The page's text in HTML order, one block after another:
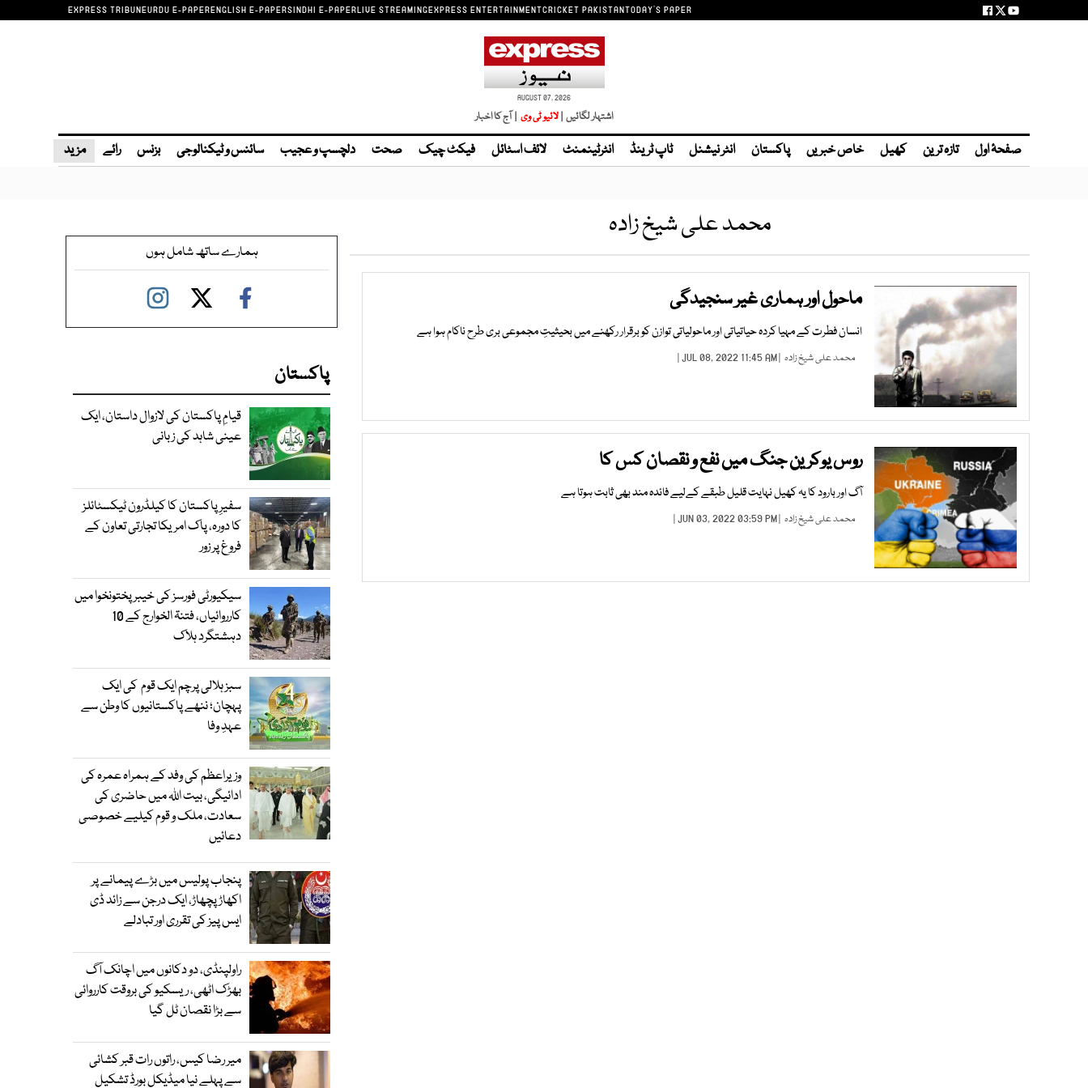
EXPRESS TRIBUNEURDU E-PAPERENGLISH E-PAPERSINDHI E-PAPERLIVE STREAMINGEXPRESS ENTERTAINMENTCRICKET PAKISTANTODAY'S PAPER
AUGUST 07, 2026
اشتہار لگائیں | | آج کا اخبار
صفحۂ اول تازہ ترین کھیل خاص خبریں پاکستان انٹر نیشنل ٹاپ ٹرینڈ انٹرٹینمنٹ لائف اسٹائل فیکٹ چیک صحت دلچسپ و عجیب سائنس و ٹیکنالوجی بزنس رائے مزید
محمد علی شیخ زادہ
ماحول اور ہماری غیر سنجیدگی
انسان فطرت کے مہیا کردہ حیاتیاتی اور ماحولیاتی توازن کو برقرار رکھنے میں بحیثیتِ مجموعی بری طرح ناکام ہوا ہے
محمد علی شیخ زادہ | JUL 08, 2022 11:45 AM |
روس یوکرین جنگ میں نفع و نقصان کس کا
آگ اور بارود کا یہ کھیل نہایت قلیل طبقے کےلیے فائدہ مند بھی ثابت ہوتا ہے
محمد علی شیخ زادہ | JUN 03, 2022 03:59 PM |
ہمارے ساتھ شامل ہوں
پاکستان
قیامِ پاکستان کی لازوال داستان، ایک
عینی شاہد کی زبانی
سفیرِ پاکستان کا کیلڈرون ٹیکسٹائلز
کا دورہ، پاک امریکا تجارتی تعاون کے
فروغ پر زور
سیکیورٹی فورسز کی خیبر پختونخوا میں
کارروائیاں، فتنۃ الخوارج کے 10
دہشتگرد ہلاک
سبز ہلالی پرچم ایک قوم کی ایک
پہچان؛ ننھے پاکستانیوں کا وطن سے
عہدِ وفا
وزیراعظم کی وفد کے ہمراہ عمرہ کی
ادائیگی، بیت اللہ میں حاضری کی
سعادت، ملک و قوم کیلیے خصوصی
دعائیں
پنجاب پولیس میں بڑے پیمانے پر
اکھاڑ پچھاڑ، ایک درجن سے زائد ڈی
ایس پیز کی تقرری اور تبادلے
راولپنڈی، دو دکانوں میں اچانک آگ
بھڑک اٹھی، ریسکیو کی بروقت کارروائی
سے بڑا نقصان ٹل گیا
میر رضا کیس، راتوں رات قبر کشائی
سے پہلے نیا میڈیکل بورڈ تشکیل